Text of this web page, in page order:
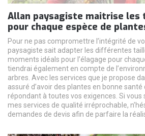
Allan paysagiste maitrise les
pour chaque espèce de
Pour ne pas compromettre l’intégrité de
paysagiste sait adapter les différentes
moments idéals pour l’élagage pour
tiendrai également en compte de
arbres. Avec les services que je propose
assuré d’avoir des plantes en bonne
répondant à toutes vos exigences. Si
mes services de qualité irréprochable,
demandes de devis afin de parfaire la